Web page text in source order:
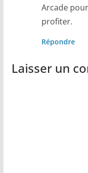
Arcade
profiter.
Répondre
Laisser un